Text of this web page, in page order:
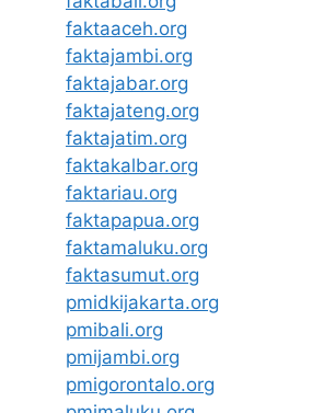
faktaaceh.org
faktajambi.org
faktajabar.org
faktajateng.org
faktajatim.org
faktakalbar.org
faktariau.org
faktapapua.org
faktamaluku.org
faktasumut.org
pmidkijakarta.org
pmibali.org
pmijambi.org
pmigorontalo.org